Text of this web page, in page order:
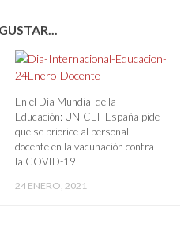
En el Día Mundial de la
Educación: UNICEF España pide
que se priorice al personal
docente en la vacunación contra
la COVID-19
24 ENERO, 2021